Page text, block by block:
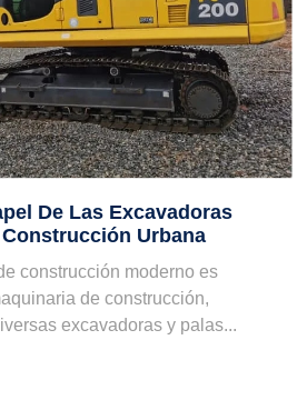
De Las Excavadoras
Urbana
construcción moderno es
de construcción,
excavadoras y palas...